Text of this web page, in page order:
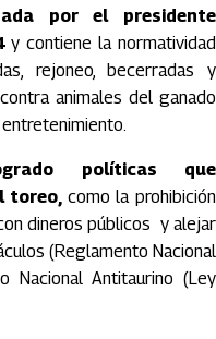
por el presidente
y contiene la normatividad
rejoneo, becerradas y
animales del ganado
políticas que
toreo, como la prohibición
dineros públicos y alejar
(Reglamento Nacional
Nacional Antitaurino (Ley